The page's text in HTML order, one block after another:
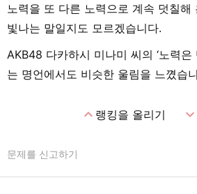
노력을 또 다른 노력으로 계속 덧칠해
빛나는 말일지도 모르겠습니다.
AKB48 다카하시 미나미 씨의 ‘노력은
는 명언에서도 비슷한 울림을 느꼈습
expand_less랭킹을 올리기
문제를 신고하기